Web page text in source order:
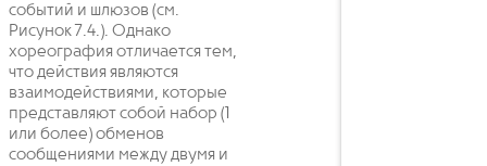
событий и шлюзов (см.
Рисунок 7.4.). Однако
хореография отличается тем,
что действия являются
взаимодействиями, которые
представляют собой набор (1
или более) обменов
сообщениями между двумя и